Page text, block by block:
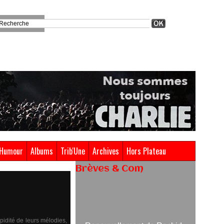
Humour Albums Trib'Une Archives Hors Plateau
de leurs mélodies,
Brèves & Com
05/08/2026